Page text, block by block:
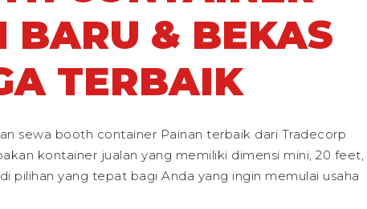
BARU & BEKAS
TERBAIK
sewa booth container Painan terbaik dari Tradecorp
kontainer jualan yang memiliki dimensi mini, 20 feet,
pilihan yang tepat bagi Anda yang ingin memulai usaha